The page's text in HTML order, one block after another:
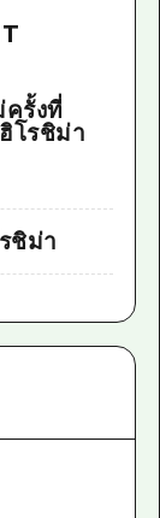
รั้งที่
โรชิม่า
ชิม่า